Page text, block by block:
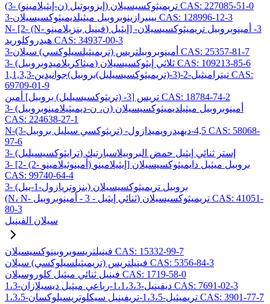
(3- (ن-إيثيلامينو) إيزوبوتيل) تريميثوكسيسيلان CAS: 227085-51-0
3-بيبيرازينوبروبيل ميثيلديميثوكسيسيلان CAS: 128996-12-3
N- [2- (N- فينيل بنزيلامينو) إيثيل] -3- أمينوبروبيل تريميثوكسيسيلان
هيدروكلوريد CAS: 34937-00-3
3-أمينوبروبيلتريس (تريميثيلسيلوكسي) سيلان CAS: 25357-81-7
3- (ميثاكريلاميدوبروبيل) ثلاثي إيثوكسيسيلان CAS: 109213-85-6
1,1,3,3-تيتراميثيل-2-(3-(تريميثوكسيسيليل)بروبيل)جوانيدين CAS:
69709-01-9
تريس [3- (تريثوكسيسيليل) بروبيل] أمين CAS: 18784-74-2
3- (ن، ن-ديميثيلامينوبروبيل) أمينوبروبيل ميثيلديميثوكسيسيلان
CAS: 224638-27-1
N-(3-تريثوكسي سيليل بروبيل) -4,5-ديهيدرويميدازول CAS: 58068-
97-6
3- (ترايثوكسيسيليل) إستر ثنائي إيثيل حمض البروبيلاسبارتيك
3- [2- (2- أمينوثيلامينو) إيثيلامينو] بروبيل ميثيل دايميثوكسيسيلان
CAS: 99740-64-4
3- (بنزوتريازول-1-ييل) بروبيل تريميثوكسيسيلان
(N، N- ثنائي إيثيل - 3 - أمينوبروبيل) تريميثوكسيسيلان CAS: 41051-
80-3
سيلان الفينيل
فينيلتريسوبروبينوكسيسيلان CAS: 15332-99-7
فينيلتريس (تريميثيلسيلوكسي) سيلان CAS: 5356-84-3
فينيل ثنائي ميثيل كلوروسيلان CAS: 1719-58-0
1،3-ديفينيل-1،1،3،3-رباعي ميثيل ديسيلازان CAS: 7691-02-3
1،3،5-تريميثيل-1،3،5-تريفينيل سيكلوتريسيلوكسان CAS: 3901-77-7